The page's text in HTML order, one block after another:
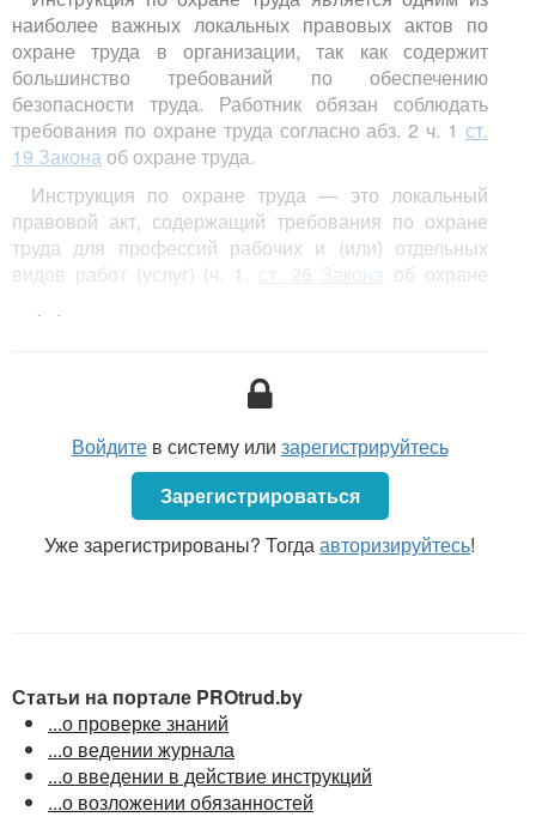
наиболее важных локальных правовых актов по
охране труда в организации, так как содержит
большинство требований по обеспечению
безопасности труда. Работник обязан соблюдать
требования по охране труда согласно абз. 2 ч. 1 ст.
19 Закона об охране труда.
Инструкция по охране труда — это локальный
правовой акт, содержащий требования по охране
труда для профессий рабочих и (или) отдельных
видов работ (услуг) (ч. 1. ст. 26 Закона об охране
и (или) отдельных видов работ (услуг) в порядке,
установленном Министерством труда и социальной
защиты.
Порядок разработки и принятия работодателями
локальных правовых актов, содержащих требования
по охране труда, в виде инструкций по охране труда
для профессий рабочих и (или) отдельных видов
для профессий рабочих и (или) отдельных видов
работ (услуг), утвержденной постановлением
Министерства труда и социальной защиты
Республики Беларусь от 28.11.2008 № 176 (далее —
Инструкция № 176).
Войдитев систему или зарегистрируйтесь
Зарегистрироваться
Уже зарегистрированы? Тогдаавторизируйтесь!
Статьи на портале PROtrud.by
...о проверке знаний
...о ведении журнала
...о введении в действие инструкций
...о возложении обязанностей